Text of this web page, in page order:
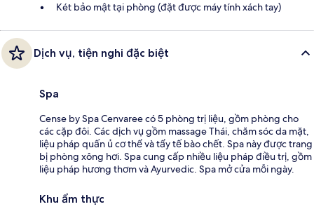
Két bảo mật tại phòng (đặt được máy tính xách tay)
Dịch vụ, tiện nghi đặc biệt
Spa
Cense by Spa Cenvaree có 5 phòng trị liệu, gồm phòng cho
các cặp đôi. Các dịch vụ gồm massage Thái, chăm sóc da mặt,
liệu pháp quấn ủ cơ thể và tẩy tế bào chết. Spa này được trang
bị phòng xông hơi. Spa cung cấp nhiều liệu pháp điều trị, gồm
liệu pháp hương thơm và Ayurvedic. Spa mở cửa mỗi ngày.
Khu ẩm thực